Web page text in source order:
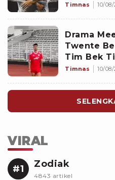
Timnas 10/08/
Drama
Twente
Tim Bek
Suara:
Timnas 10/08/
VIRAL
#1 Zodiak
4843 artikel